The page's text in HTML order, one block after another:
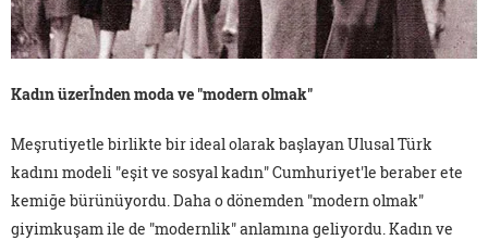
Kadın üzerİnden moda ve "modern olmak"
Meşrutiyetle birlikte bir ideal olarak başlayan Ulusal Türk
kadını modeli "eşit ve sosyal kadın" Cumhuriyet'le beraber ete
kemiğe bürünüyordu. Daha o dönemden "modern olmak"
giyimkuşam ile de "modernlik" anlamına geliyordu. Kadın ve